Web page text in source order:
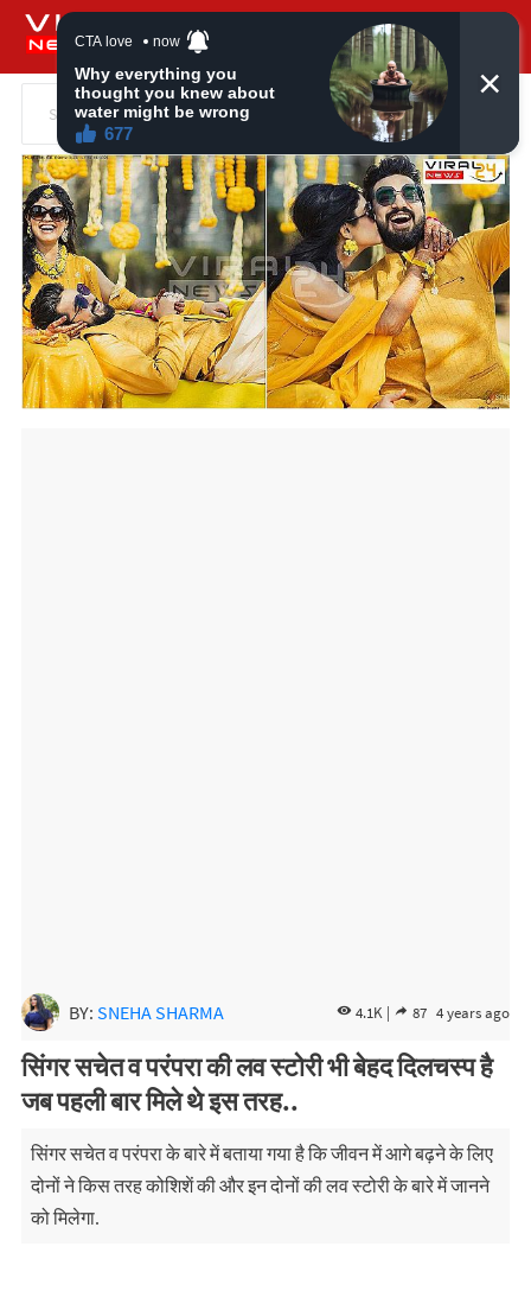
BY: SNEHA SHARMA 4.1K | 87 4 years ago
सिंगर सचेत व परंपरा की लव स्टोरी भी बेहद दिलचस्प है
जब पहली बार मिले थे इस तरह..
सिंगर सचेत व परंपरा के बारे में बताया गया है कि जीवन में आगे बढ़ने के लिए
दोनों ने किस तरह कोशिशें की और इन दोनों की लव स्टोरी के बारे में जानने
को मिलेगा.